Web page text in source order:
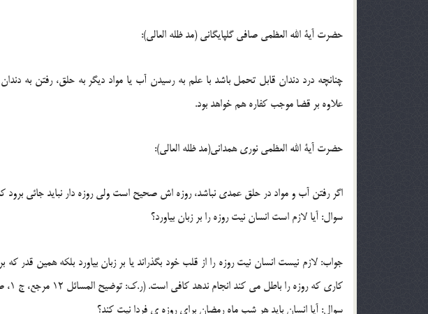
حضرت آیة الله العظمی صافی گلپایگانی (مد ظله العالی):
چنانچه درد دندان قابل تحمل باشد با علم به رسیدن آب یا مواد دیگر به حلق، رفتن به
علاوه بر قضا موجب کفاره هم خواهد بود.
حضرت آیة الله العظمی نوری همدانی(مد ظله العالی):
اگر رفتن آب و مواد در حلق عمدی نباشد، روزه اش صحیح است ولی روزه دار نباید جائی
سوال: آیا لازم است انسان نیت روزه را بر زبان بیاورد؟
جواب: لازم نیست انسان نیت روزه را از قلب خود بگذراند یا بر زبان بیاورد بلکه همین قدر
کاری که روزه را باطل می کند انجام ندهد کافی است. (ر.ک: توضیح المسائل 12 مرجع، ج 1، ص 914، م1550)
سوال: آیا انسان باید هر شب ماه رمضان برای روزه ی فردا نیت کند؟